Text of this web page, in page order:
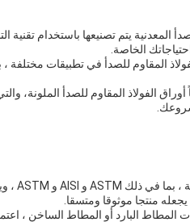
المعدنية يتم تصنيعها باستخدام
الخاصة.
المقاوم للصدأ في تطبيقات
الفولاذ المقاوم للصدأ الملونة،